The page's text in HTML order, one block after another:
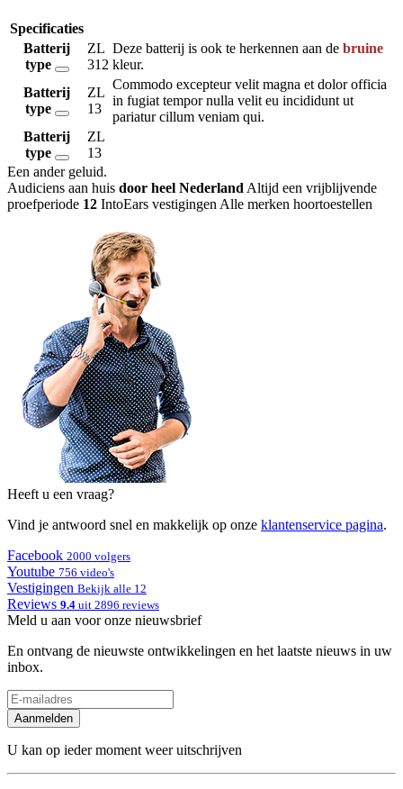
Specificaties
Batterij
type
ZL
312
Deze batterij is ook te herkennen aan de bruine
kleur.
Batterij
type
ZL
13
Commodo excepteur velit magna et dolor officia
in fugiat tempor nulla velit eu incididunt ut
pariatur cillum veniam qui.
Batterij
type
ZL
13
Een ander geluid.
Audiciens aan huis door heel Nederland Altijd een vrijblijvende
proefperiode 12 IntoEars vestigingen Alle merken hoortoestellen
Heeft u een vraag?
Vind je antwoord snel en makkelijk op onze klantenservice pagina.
Facebook 2000 volgers
Youtube 756 video's
Vestigingen Bekijk alle 12
Reviews 9.4 uit 2896 reviews
Meld u aan voor onze nieuwsbrief
En ontvang de nieuwste ontwikkelingen en het laatste nieuws in uw
inbox.
Aanmelden
U kan op ieder moment weer uitschrijven